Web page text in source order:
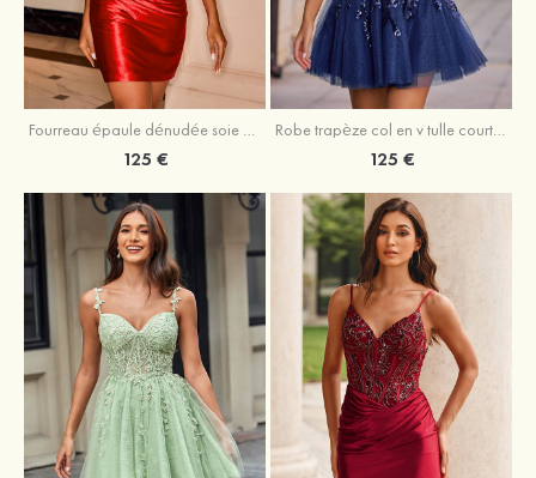
Fourreau épaule dénudée soie comme du satin courte/mini robe de fête de la rentrée
125 €
Robe trapèze col en v tulle courte/mini robe de fête de la rentrée avec poches paillettes
125 €